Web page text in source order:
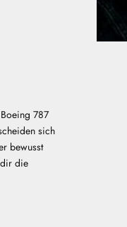
787
sich
bewusst
die